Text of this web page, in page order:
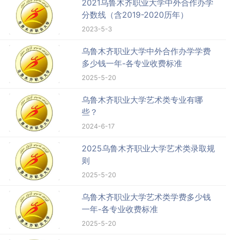
2021乌鲁木齐职业大学中外合作办学
分数线（含2019-2020历年）
2023-5-3
乌鲁木齐职业大学中外合作办学学费
多少钱一年-各专业收费标准
2025-5-20
乌鲁木齐职业大学艺术类专业有哪
些？
2024-6-17
2025乌鲁木齐职业大学艺术类录取规
则
2025-5-20
乌鲁木齐职业大学艺术类学费多少钱
一年-各专业收费标准
2025-5-20